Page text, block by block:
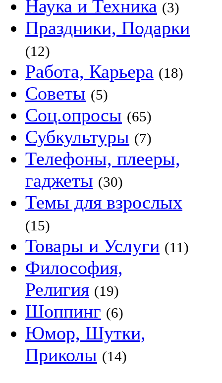
Наука и Техника (3)
Праздники, Подарки
(12)
Работа, Карьера (18)
Советы (5)
Соц.опросы (65)
Субкультуры (7)
Телефоны, плееры,
гаджеты (30)
Темы для взрослых
(15)
Товары и Услуги (11)
Философия,
Религия (19)
Шоппинг (6)
Юмор, Шутки,
Приколы (14)